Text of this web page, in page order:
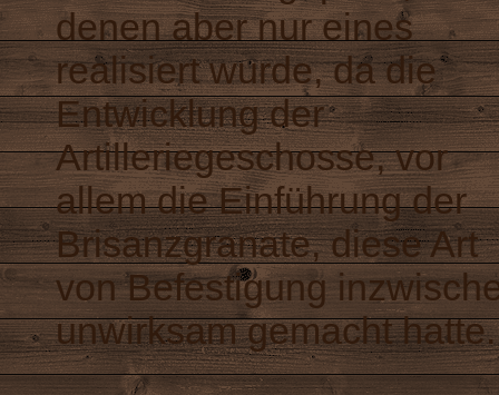
denen aber nur eines
realisiert wurde, da die
Entwicklung der
Artilleriegeschosse, vor
allem die Einführung der
Brisanzgranate, diese Art
von Befestigung
unwirksam gemacht hatte.